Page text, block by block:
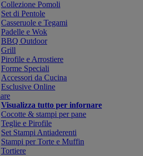
Collezione Pomoli
Set di Pentole
Casseruole e Tegami
Padelle e Wok
BBQ Outdoor
Grill
Pirofile e Arrostiere
Forme Speciali
Accessori da Cucina
Esclusive Online
Visualizza tutto per infornare
Cocotte & stampi per pane
Teglie e Pirofile
Set Stampi Antiaderenti
Stampi per Torte e Muffin
Tortiere